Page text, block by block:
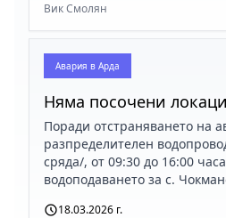
Вик Смолян
Авария в Арда
Няма посочени
Поради отстраняването на
разпределителен
сряда/, от 09:30 до 16:00
водоподаването за с.
18.03.2026 г.